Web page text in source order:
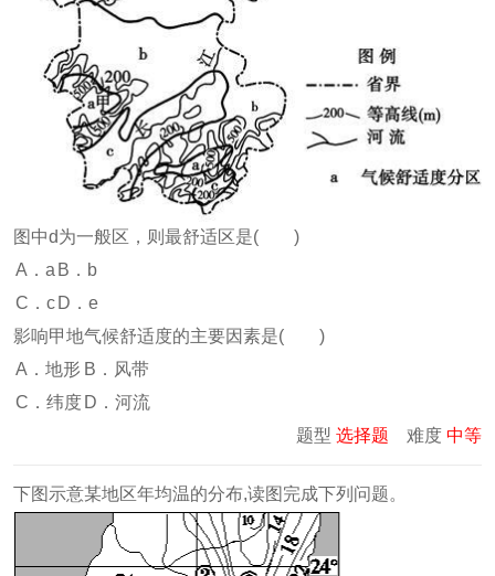
图中d为一般区，则最舒适区是( )
A．a B．b
C．c D．e
影响甲地气候舒适度的主要因素是( )
A．地形 B．风带
C．纬度 D．河流
题型 选择题 难度 中等
下图示意某地区年均温的分布,读图完成下列问题。